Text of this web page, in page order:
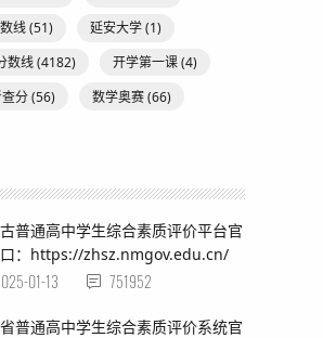
线(51) 延安大学(1)
数线(4182) 开学第一课(4)
分(56) 数学奥赛(66)
普通高中学生综合素质评价平台官
：https://zhsz.nmgov.edu.cn/
01-13 751952
普通高中学生综合素质评价系统官